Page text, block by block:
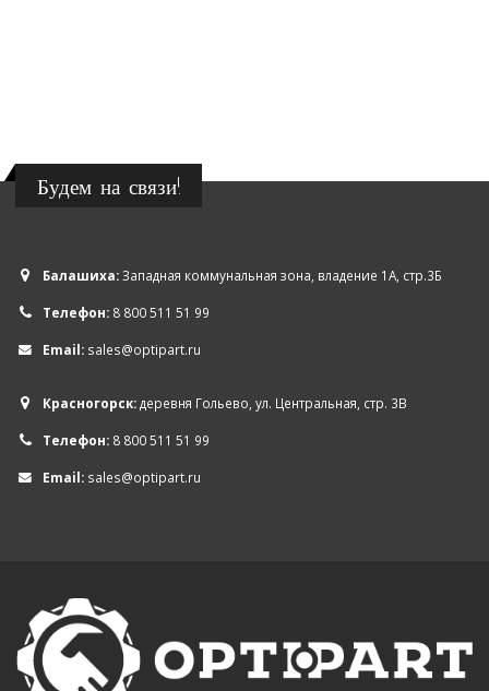
Будем на связи!
Балашиха:Западная коммунальная зона, владение 1А, стр.3Б
Телефон: 8 800 511 51 99
Email: sales@optipart.ru
Красногорск:деревня Гольево, ул. Центральная, стр. 3В
Телефон: 8 800 511 51 99
Email: sales@optipart.ru